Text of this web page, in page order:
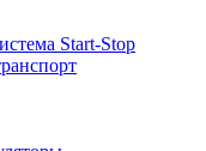
Start-Stop